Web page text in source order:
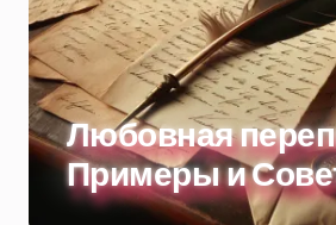
Любовная
Примеры и